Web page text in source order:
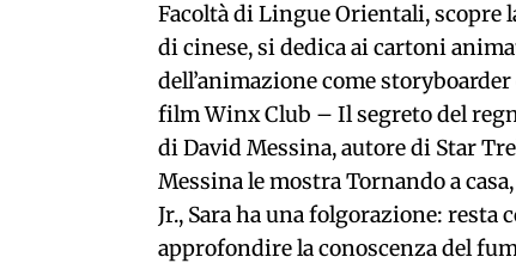
Facoltà di Lingue Orientali, scopre
di cinese, si dedica ai cartoni
dell’animazione come
film Winx Club – Il segreto del
di David Messina, autore di Star
Messina le mostra Tornando a
Jr., Sara ha una folgorazione:
approfondire la conoscenza del